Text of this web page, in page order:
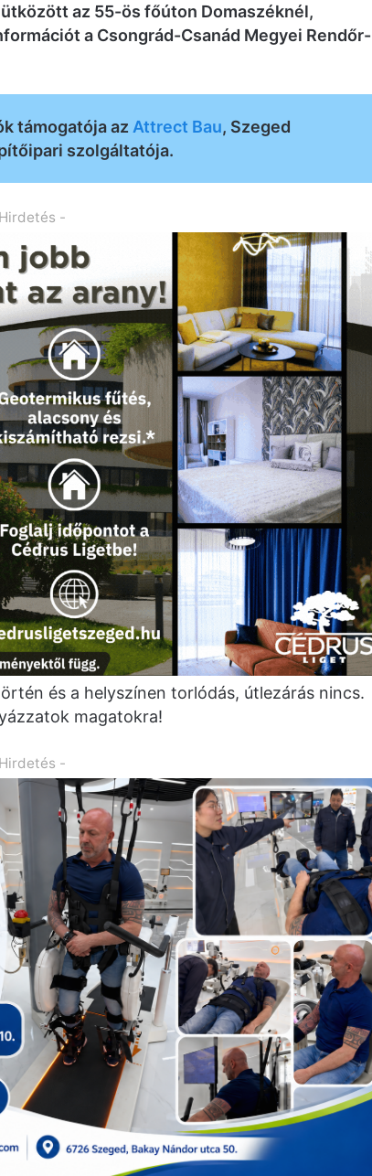
az 55-ös főúton Domaszéknél,
a Csongrád-Csanád Megyei Rendőr-
támogatója az Attrect Bau, Szeged
szolgáltatója.
-
és a helyszínen torlódás, útlezárás nincs.
magatokra!
-